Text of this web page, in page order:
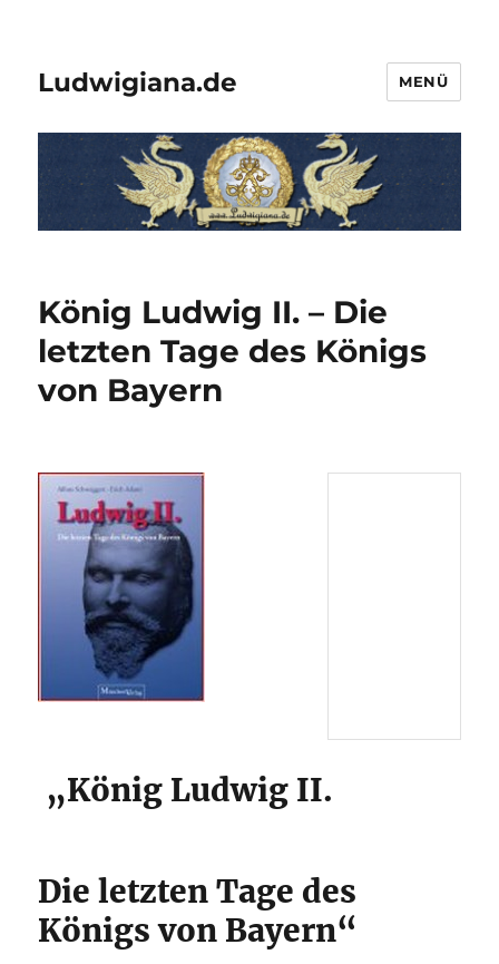
Ludwigiana.de MENÜ
König Ludwig II. – Die
letzten Tage des Königs
von Bayern
„König Ludwig II.
Die letzten Tage des
Königs von Bayern“